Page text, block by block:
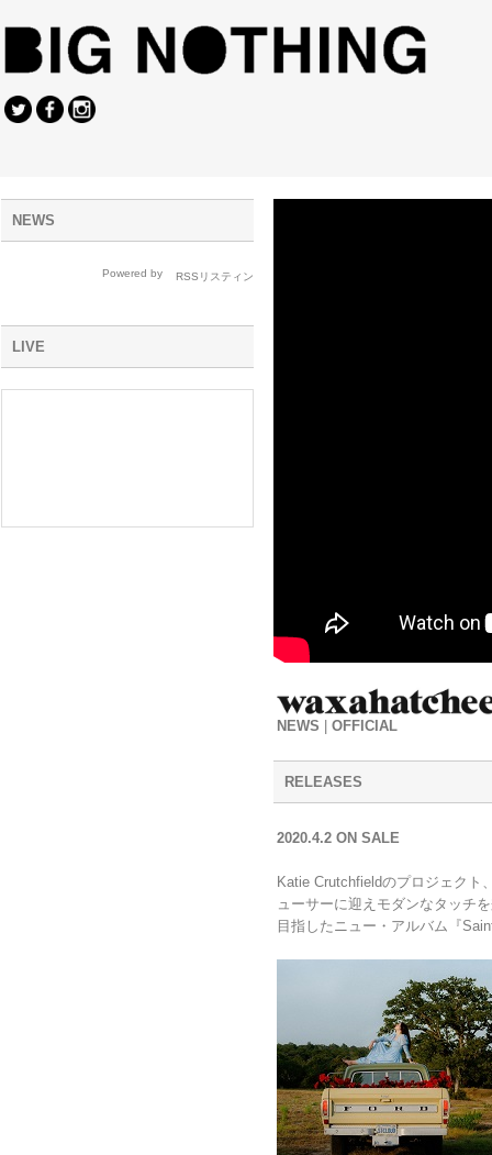
NEWS
Powered by
LIVE
NEWS OFFICIAL
RELEASES
2020.4.2 ON SALE
Katie Crutchfieldのプロジェクト
ューサーに迎えモダンなタッチ
目指したニュー・アルバム『